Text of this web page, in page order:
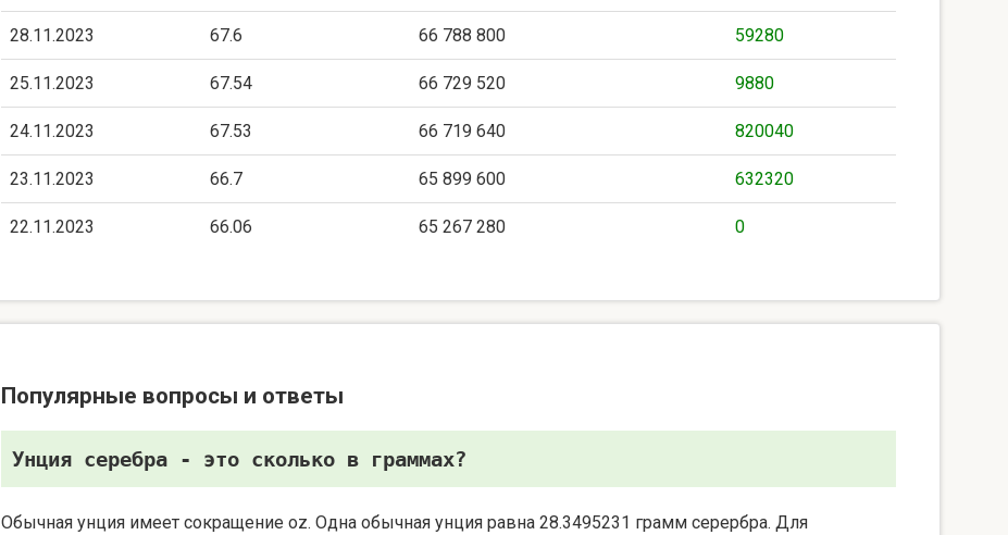
28.11.2023 67.6 66 788 800 59280
25.11.2023 67.54 66 729 520 9880
24.11.2023 67.53 66 719 640 820040
23.11.2023 66.7 65 899 600 632320
22.11.2023 66.06 65 267 280 0
Популярные вопросы и ответы
Унция серебра - это сколько в граммах?
Обычная унция имеет сокращение oz. Одна обычная унция равна 28.3495231 грамм серербра. Для